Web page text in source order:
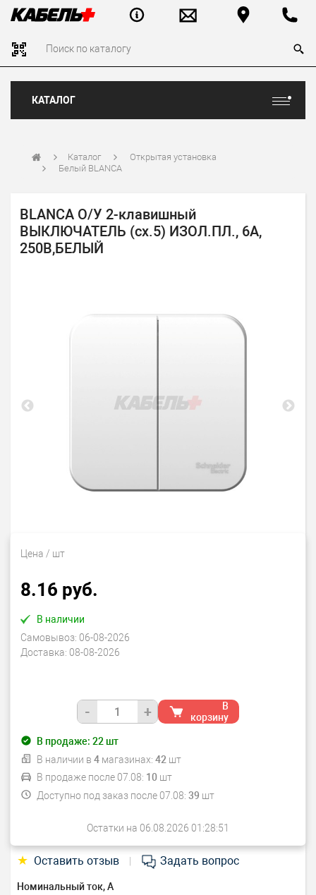
КАТАЛОГ
Каталог
Открытая установка
Белый BLANCA
BLANCA О/У 2-клавишный
ВЫКЛЮЧАТЕЛЬ (сх.5) ИЗОЛ.ПЛ., 6А,
250В,БЕЛЫЙ
Цена / шт
8.16 руб.
В наличии
Самовывоз: 06-08-2026
Доставка: 08-08-2026
- +
В
корзину
В продаже: 22 шт
В наличии в 4 магазинах: 42 шт
В продаже после 07.08: 10шт
Доступно под заказ после 07.08: 39 шт
Остатки на 06.08.2026 01:28:51
★ Оставить отзыв Задать вопрос
Номинальный ток, А